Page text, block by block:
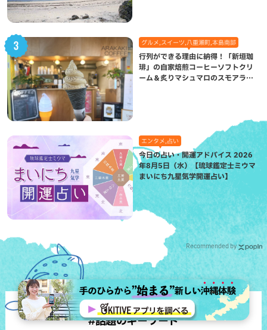
グルメ,スイーツ,八重瀬町,本島南部
行列ができる理由に納得！「新垣珈
琲」の自家焙煎コーヒーソフトクリ
ーム＆炙りマシュマロのスモアラテ
エンタメ,占い
今日の占い・開運アドバイス 2026
年8月5日（水）【琉球鑑定士ミウマ
まいにち九星気学開運占い】
Recommended by
#話題のキーワード